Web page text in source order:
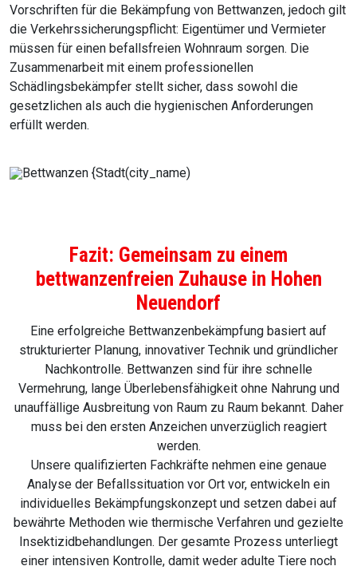
Vorschriften für die Bekämpfung von Bettwanzen, jedoch gilt
die Verkehrssicherungspflicht: Eigentümer und Vermieter
müssen für einen befallsfreien Wohnraum sorgen. Die
Zusammenarbeit mit einem professionellen
Schädlingsbekämpfer stellt sicher, dass sowohl die
gesetzlichen als auch die hygienischen Anforderungen
erfüllt werden.
Fazit: Gemeinsam zu einem
bettwanzenfreien Zuhause in Hohen
Neuendorf
Eine erfolgreiche Bettwanzenbekämpfung basiert auf
strukturierter Planung, innovativer Technik und gründlicher
Nachkontrolle. Bettwanzen sind für ihre schnelle
Vermehrung, lange Überlebensfähigkeit ohne Nahrung und
unauffällige Ausbreitung von Raum zu Raum bekannt. Daher
muss bei den ersten Anzeichen unverzüglich reagiert
werden.
Unsere qualifizierten Fachkräfte nehmen eine genaue
Analyse der Befallssituation vor Ort vor, entwickeln ein
individuelles Bekämpfungskonzept und setzen dabei auf
bewährte Methoden wie thermische Verfahren und gezielte
Insektizidbehandlungen. Der gesamte Prozess unterliegt
einer intensiven Kontrolle, damit weder adulte Tiere noch